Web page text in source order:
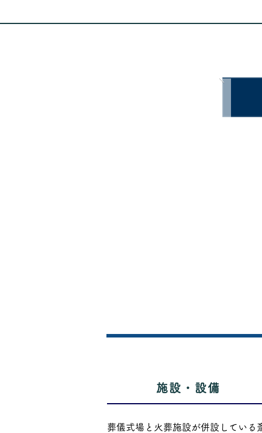
施設・設備
葬儀式場と火葬施設が併設している